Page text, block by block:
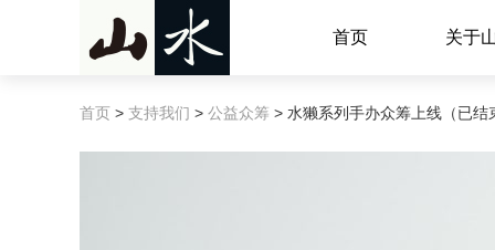
首页 关于
首页 > 支持我们 > 公益众筹 > 水獭系列手办众筹上线（已结